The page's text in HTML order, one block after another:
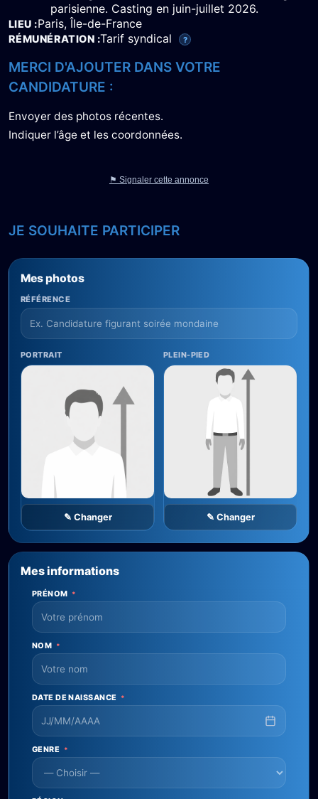
parisienne. Casting en juin-juillet 2026.
LIEU Paris, Île-de-France
RÉMUNÉRATION Tarif syndical ?
MERCI D'AJOUTER DANS VOTRE
CANDIDATURE :
Envoyer des photos récentes.
Indiquer l’âge et les coordonnées.
⚑ Signaler cette annonce
JE SOUHAITE PARTICIPER
Mes photos
RÉFÉRENCE
PORTRAIT
✎ Changer
PLEIN-PIED
✎ Changer
Mes informations
PRÉNOM *
NOM *
DATE DE NAISSANCE *
GENRE *